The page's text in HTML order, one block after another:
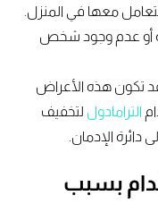
معها في المنزل.
أو عدم وجود شخص
تكون هذه الأعراض
الترامادول لتخفيف
الإدمان.
بسبب